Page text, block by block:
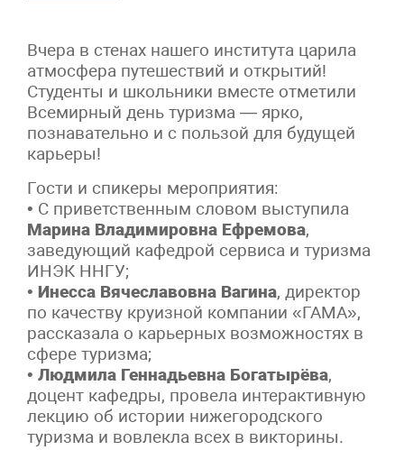
Вчера в стенах нашего института царила
атмосфера путешествий и открытий!
Студенты и школьники вместе отметили
Всемирный день туризма — ярко,
познавательно и с пользой для будущей
карьеры!
Гости и спикеры мероприятия:
• С приветственным словом выступила
Марина Владимировна Ефремова,
заведующий кафедрой сервиса и туризма
ИНЭК ННГУ;
• Инесса Вячеславовна Вагина, директор
по качеству круизной компании «ГАМА»,
рассказала о карьерных возможностях в
сфере туризма;
• Людмила Геннадьевна Богатырёва,
доцент кафедры, провела интерактивную
лекцию об истории нижегородского
туризма и вовлекла всех в викторины.